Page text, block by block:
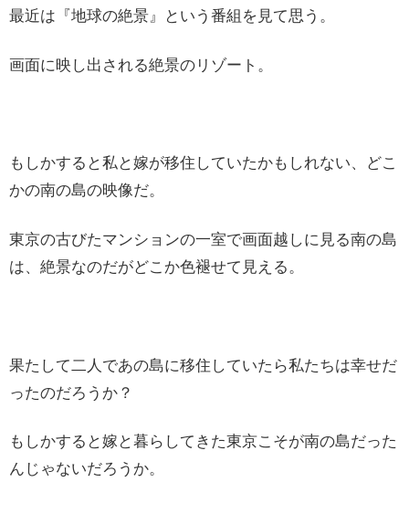
最近は『地球の絶景』という番組を見て思う。
画面に映し出される絶景のリゾート。
もしかすると私と嫁が移住していたかもしれない、どこ
かの南の島の映像だ。
東京の古びたマンションの一室で画面越しに見る南の島
は、絶景なのだがどこか色褪せて見える。
果たして二人であの島に移住していたら私たちは幸せだ
ったのだろうか？
もしかすると嫁と暮らしてきた東京こそが南の島だった
んじゃないだろうか。